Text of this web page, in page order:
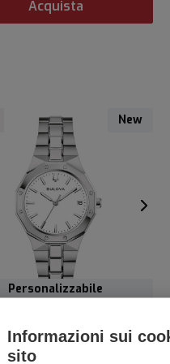
Informazioni sui
sito
Acquista
Personalizzabile
New
OCTAGON LADY